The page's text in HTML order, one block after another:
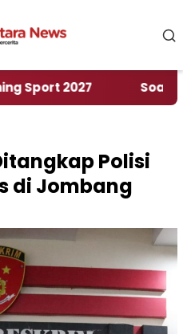
2027 ‎Soal Rencana
Polisi
di Jombang